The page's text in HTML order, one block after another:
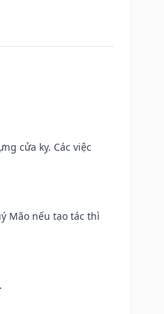
cửa kỵ. Các việc
Mão nếu tạo tác thì